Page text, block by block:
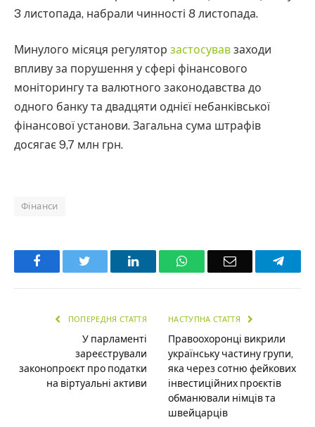
3 листопада, набрали чинності 8 листопада.
Минулого місяця регулятор застосував заходи
впливу за порушення у сфері фінансового
моніторингу та валютного законодавства до
одного банку та двадцяти однієї небанківської
фінансової установи. Загальна сума штрафів
досягає 9,7 млн грн.
Фінанси
Facebook LinkedInWhatsAppEmail
ПОПЕРЕДНЯ СТАТТЯ
У парламенті
зареєстрували
законопроєкт про податки
на віртуальні активи
НАСТУПНА СТАТТЯ
Правоохоронці викрили
українську частину групи,
яка через сотню фейкових
інвестиційних проєктів
обманювали німців та
швейцарців